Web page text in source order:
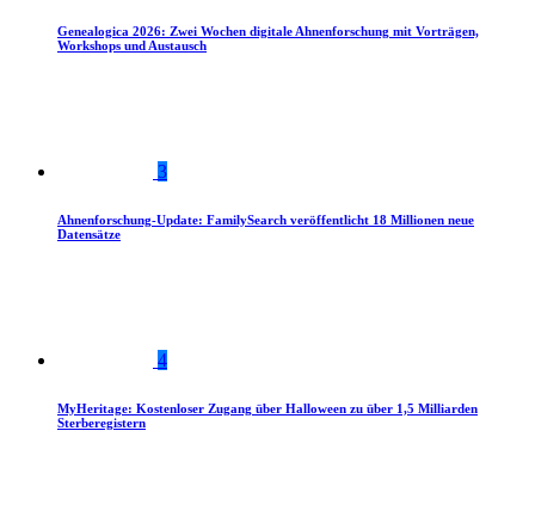
Genealogica 2026: Zwei Wochen digitale Ahnenforschung mit Vorträgen,
Workshops und Austausch
3
Ahnenforschung-Update: FamilySearch veröffentlicht 18 Millionen neue
Datensätze
4
MyHeritage: Kostenloser Zugang über Halloween zu über 1,5 Milliarden
Sterberegistern